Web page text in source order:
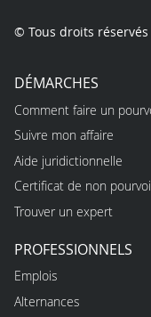
© Tous droits réservés
DÉMARCHES
Comment faire un
Suivre mon affaire
Aide juridictionnelle
Certificat de non pourvoi
Trouver un expert
PROFESSIONNELS
Emplois
Alternances